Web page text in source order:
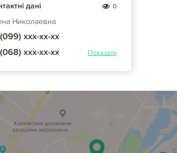
дані 0
Николаевна
(099) ххх-хх-хх
(068) ххх-хх-хх
Показати